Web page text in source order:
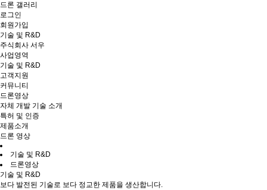
드론 갤러리
로그인
회원가입
기술 및 R&D
주식회사 서우
사업영역
기술 및 R&D
고객지원
커뮤니티
드론영상
자체 개발 기술 소개
특허 및 인증
제품소개
드론 영상
기술 및 R&D
드론영상
기술 및 R&D
보다 발전된 기술로 보다 정교한 제품을 생산합니다.